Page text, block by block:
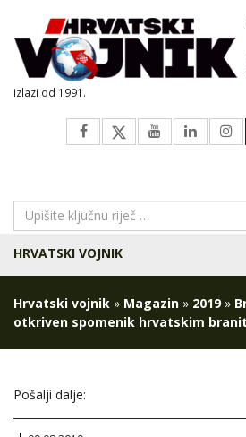
izlazi od 1991.
HRVATSKI VOJNIK
Hrvatski vojnik » Magazin » 2019»
otkriven spomenik hrvatskim
Pošalji dalje: